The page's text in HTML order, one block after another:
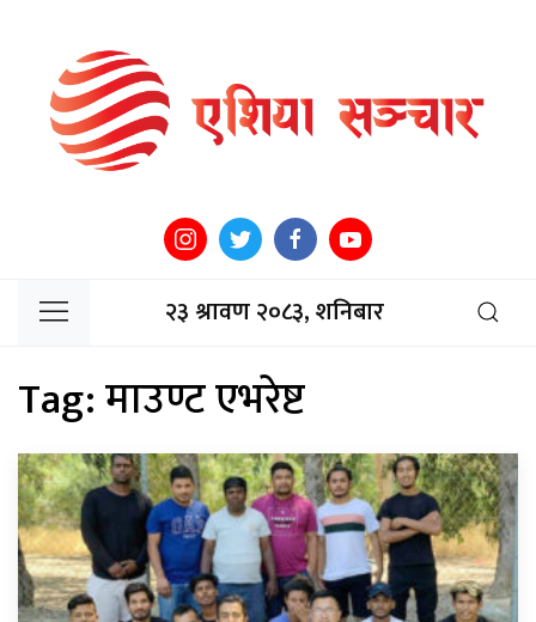
२३ श्रावण २०८३, शनिबार
Tag:माउण्ट एभरेष्ट